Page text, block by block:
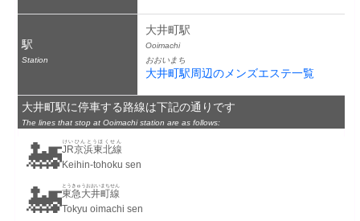
駅
Station
大井町駅
Ooimachi
おおいまち
大井町駅周辺のメンズエステ一覧
大井町駅に停車する路線は下記の通りです
The lines that stop at Ooimachi station are as follows:
🚂JR京浜東北線
けいひんとうほくせん
Keihin-tohoku sen
🚂東急大井町線
とうきゅうおおいまちせん
Tokyu oimachi sen